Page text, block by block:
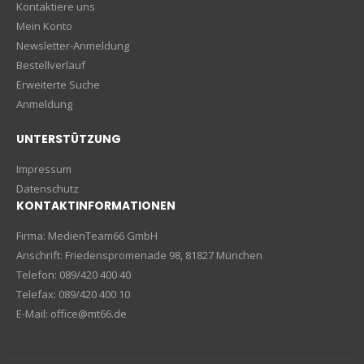
Kontaktiere uns
Mein Konto
Newsletter-Anmeldung
Bestellverlauf
Erweiterte Suche
Anmeldung
UNTERSTÜTZUNG
Impressum
Datenschutz
KONTAKTINFORMATIONEN
Firma: MedienTeam66 GmbH
Anschrift: Friedenspromenade 98, 81827 München
Telefon: 089/420 400 40
Telefax: 089/420 400 10
E-Mail: office@mt66.de